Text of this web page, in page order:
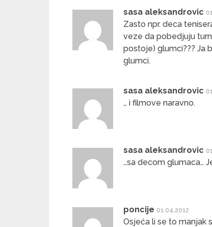
sasa aleksandrovic
Zasto npr. deca
veze da pobedjuju
postoje) glumci??? Ja
glumci.
sasa aleksandrovic
… i filmove naravno.
sasa aleksandrovic
…sa decom glumaca…
poncije 01.04.2012
Osjeća li se to manjak